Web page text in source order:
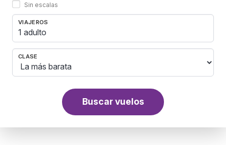
Sin escalas
VIAJEROS
1 adulto
CLASE
Buscar vuelos